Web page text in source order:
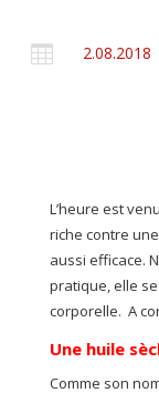
 2.08.2018
L’heure est
riche contre
aussi efficace.
pratique, elle
corporelle. A
Une huile
Comme son